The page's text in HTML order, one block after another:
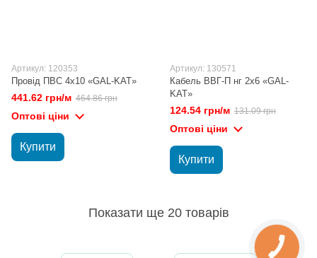
Артикул: 120353
Провід ПВС 4х10 «GAL-KAT»
441.62 грн/м 464.86 грн
Оптові ціни
Купити
Артикул: 130571
Кабель ВВГ-П нг 2х6 «GAL-
KAT»
124.54 грн/м 131.09 грн
Оптові ціни
Купити
Показати ще 20 товарів